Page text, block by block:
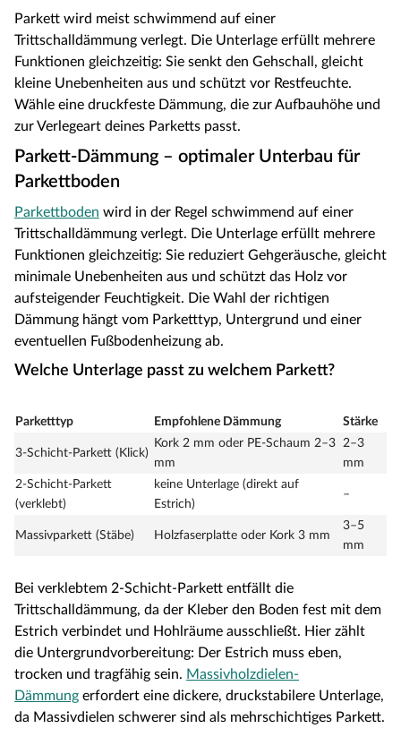
Parkett wird meist schwimmend auf einer
Trittschalldämmung verlegt. Die Unterlage erfüllt mehrere
Funktionen gleichzeitig: Sie senkt den Gehschall, gleicht
kleine Unebenheiten aus und schützt vor Restfeuchte.
Wähle eine druckfeste Dämmung, die zur Aufbauhöhe und
zur Verlegeart deines Parketts passt.
Parkett-Dämmung – optimaler Unterbau für
Parkettboden
Parkettboden wird in der Regel schwimmend auf einer
Trittschalldämmung verlegt. Die Unterlage erfüllt mehrere
Funktionen gleichzeitig: Sie reduziert Gehgeräusche, gleicht
minimale Unebenheiten aus und schützt das Holz vor
aufsteigender Feuchtigkeit. Die Wahl der richtigen
Dämmung hängt vom Parketttyp, Untergrund und einer
eventuellen Fußbodenheizung ab.
Welche Unterlage passt zu welchem Parkett?
Parketttyp Empfohlene Dämmung Stärke
3-Schicht-Parkett (Klick)
Kork 2 mm oder PE-Schaum 2–3
mm
2–3
mm
2-Schicht-Parkett
(verklebt)
keine Unterlage (direkt auf
Estrich)
–
Massivparkett (Stäbe) Holzfaserplatte oder Kork 3 mm
3–5
mm
Bei verklebtem 2-Schicht-Parkett entfällt die
Trittschalldämmung, da der Kleber den Boden fest mit dem
Estrich verbindet und Hohlräume ausschließt. Hier zählt
die Untergrundvorbereitung: Der Estrich muss eben,
trocken und tragfähig sein. Massivholzdielen-
Dämmung erfordert eine dickere, druckstabilere Unterlage,
da Massivdielen schwerer sind als mehrschichtiges Parkett.